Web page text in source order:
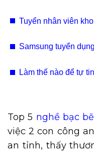
Tuyển nhân viên
Samsung tuyển
Làm thế nào để tự
Top 5 nghề bạc
việc 2 con công
an tỉnh, thấy